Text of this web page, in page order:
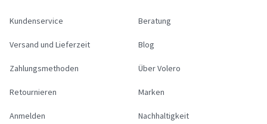
Kundenservice
Versand und Lieferzeit
Zahlungsmethoden
Retournieren
Anmelden
Beratung
Blog
Über Volero
Marken
Nachhaltigkeit